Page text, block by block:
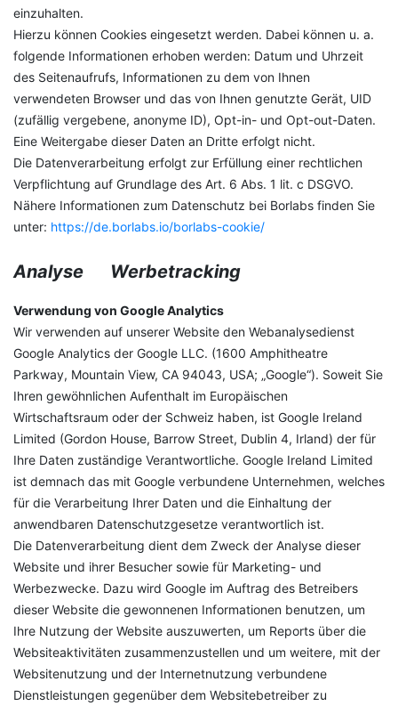
einzuhalten.
Hierzu können Cookies eingesetzt werden. Dabei können u. a.
folgende Informationen erhoben werden: Datum und Uhrzeit
des Seitenaufrufs, Informationen zu dem von Ihnen
verwendeten Browser und das von Ihnen genutzte Gerät, UID
(zufällig vergebene, anonyme ID), Opt-in- und Opt-out-Daten.
Eine Weitergabe dieser Daten an Dritte erfolgt nicht.
Die Datenverarbeitung erfolgt zur Erfüllung einer rechtlichen
Verpflichtung auf Grundlage des Art. 6 Abs. 1 lit. c DSGVO.
Nähere Informationen zum Datenschutz bei Borlabs finden Sie
unter: https://de.borlabs.io/borlabs-cookie/
Analyse Werbetracking
Verwendung von Google Analytics
Wir verwenden auf unserer Website den Webanalysedienst
Google Analytics der Google LLC. (1600 Amphitheatre
Parkway, Mountain View, CA 94043, USA; „Google“). Soweit Sie
Ihren gewöhnlichen Aufenthalt im Europäischen
Wirtschaftsraum oder der Schweiz haben, ist Google Ireland
Limited (Gordon House, Barrow Street, Dublin 4, Irland) der für
Ihre Daten zuständige Verantwortliche. Google Ireland Limited
ist demnach das mit Google verbundene Unternehmen, welches
für die Verarbeitung Ihrer Daten und die Einhaltung der
anwendbaren Datenschutzgesetze verantwortlich ist.
Die Datenverarbeitung dient dem Zweck der Analyse dieser
Website und ihrer Besucher sowie für Marketing- und
Werbezwecke. Dazu wird Google im Auftrag des Betreibers
dieser Website die gewonnenen Informationen benutzen, um
Ihre Nutzung der Website auszuwerten, um Reports über die
Websiteaktivitäten zusammenzustellen und um weitere, mit der
Websitenutzung und der Internetnutzung verbundene
Dienstleistungen gegenüber dem Websitebetreiber zu